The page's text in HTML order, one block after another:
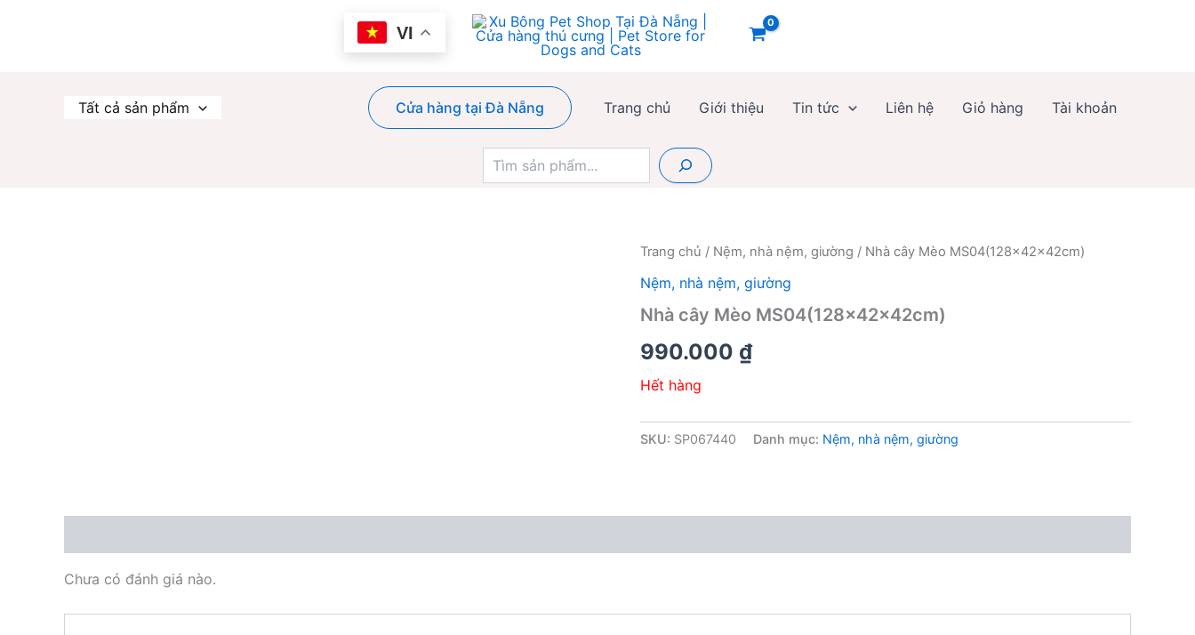
VI
Tất cả sản phẩm Cửa hàng tại Đà Nẵng Trang chủ Giới thiệu Tin tức Liên hệ Giỏ hàng Tài khoản
kiếm
Trang chủ / Nệm, nhà nệm, giường / Nhà cây Mèo MS04(128x42x42cm)
Nệm, nhà nệm, giường
Nhà cây Mèo MS04(128x42x42cm)
990.000 ₫
Hết hàng
SKU: SP067440 Danh mục: Nệm, nhà nệm, giường
Chưa có đánh giá nào.